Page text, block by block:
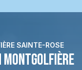
SAINTE-ROSE